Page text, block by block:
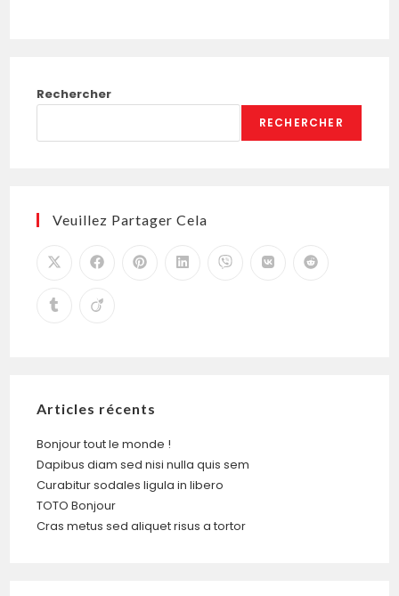
Rechercher
RECHERCHER
Veuillez Partager Cela
Articles récents
Bonjour tout le monde !
Dapibus diam sed nisi nulla quis sem
Curabitur sodales ligula in libero
TOTO Bonjour
Cras metus sed aliquet risus a tortor